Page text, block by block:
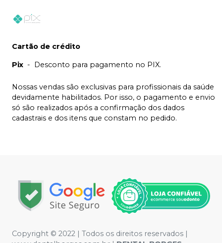
Cartão de crédito
Pix - Desconto para pagamento no PIX.
Nossas vendas são exclusivas para profissionais da saúde
devidamente habilitados. Por isso, o pagamento e envio
só são realizados após a confirmação dos dados
cadastrais e dos itens que constam no pedido.
Copyright © 2022 | Todos os direitos reservados |